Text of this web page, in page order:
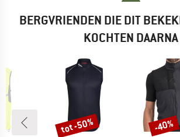
BERGVRIENDEN DIE DIT
KOCHTEN DAARNA
Korting
tot -50% Korting
-40%